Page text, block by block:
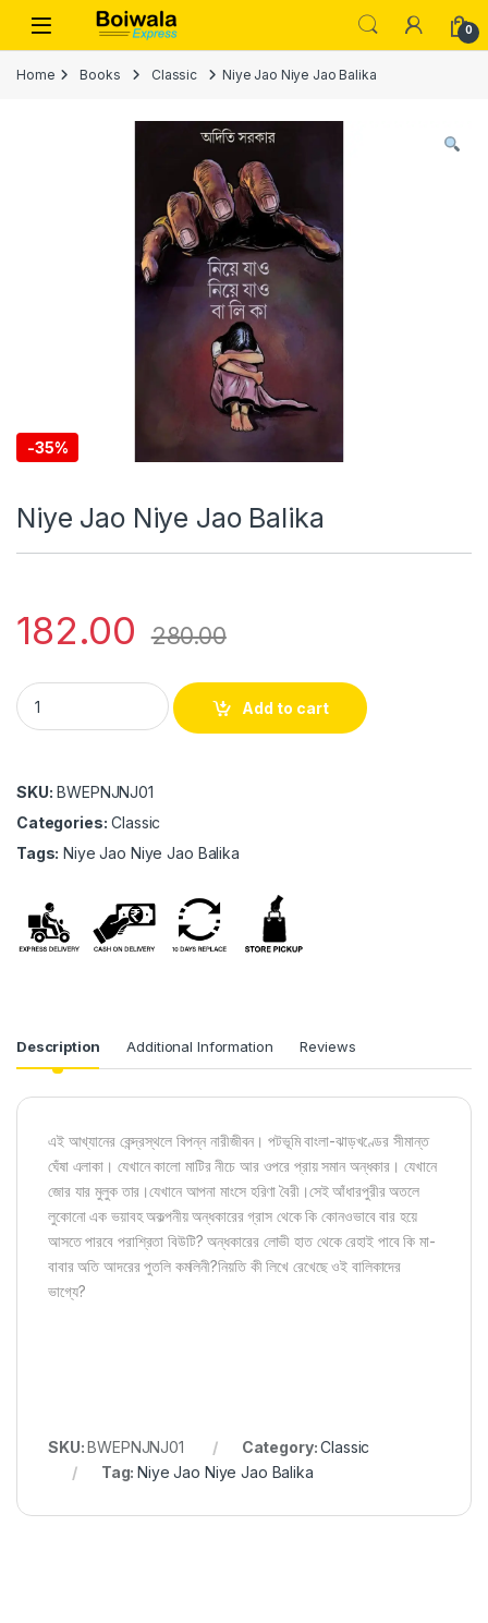
Skip to navigation
Skip to content
Open 0
Home Books Classic Niye Jao Niye Jao Balika
-35%
Niye Jao Niye Jao Balika
182.00 280.00
Niye Jao Niye Jao Balika quantity
Add to cart
SKU: BWEPNJNJ01
Categories: Classic
Tags: Niye Jao Niye Jao Balika
Description Additional Information Reviews
এই আখ্যানের কেন্দ্রস্থলে বিপন্ন নারীজীবন। পটভূমি বাংলা-ঝাড়খণ্ডের সীমান্ত
ঘেঁষা এলাকা। যেখানে কালো মাটির নীচে আর ওপরে প্রায় সমান অন্ধকার। যেখানে
জোর যার মুলুক তার।যেখানে আপনা মাংসে হরিণা বৈরী।সেই আঁধারপুরীর অতলে
লুকোনো এক ভয়াবহ অকল্পনীয় অন্ধকারের গ্রাস থেকে কি কোনওভাবে বার হয়ে
আসতে পারবে পরাশ্রিতা বিউটি? অন্ধকারের লোভী হাত থেকে রেহাই পাবে কি মা-
বাবার অতি আদরের পুতলি কমলিনী?নিয়তি কী লিখে রেখেছে ওই বালিকাদের
ভাগ্যে?
SKU:BWEPNJNJ01 Category:Classic
Tag:Niye Jao Niye Jao Balika